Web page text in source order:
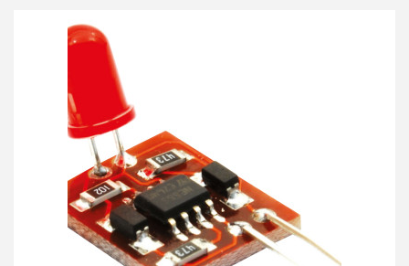
KITy AVT
Kontakt
Newsletter
Magazyny
Archiwum
Do pobrania